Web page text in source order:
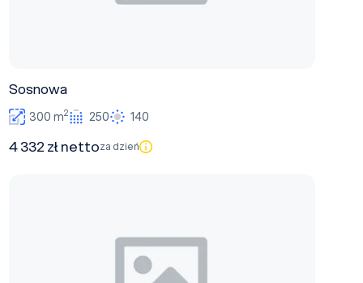
Sosnowa
300 m2 250 140
4 332 zł nettoza dzień